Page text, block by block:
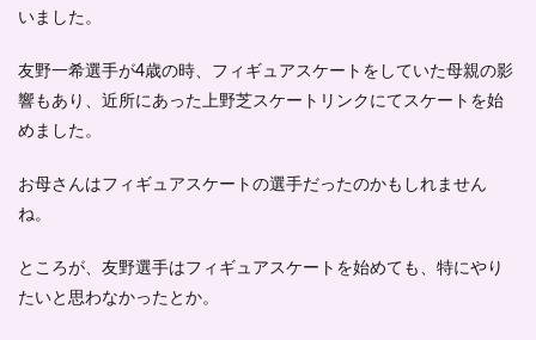
いました。
友野一希選手が4歳の時、フィギュアスケートをしていた母親の影
響もあり、近所にあった上野芝スケートリンクにてスケートを始
めました。
お母さんはフィギュアスケートの選手だったのかもしれません
ね。
ところが、友野選手はフィギュアスケートを始めても、特にやり
たいと思わなかったとか。